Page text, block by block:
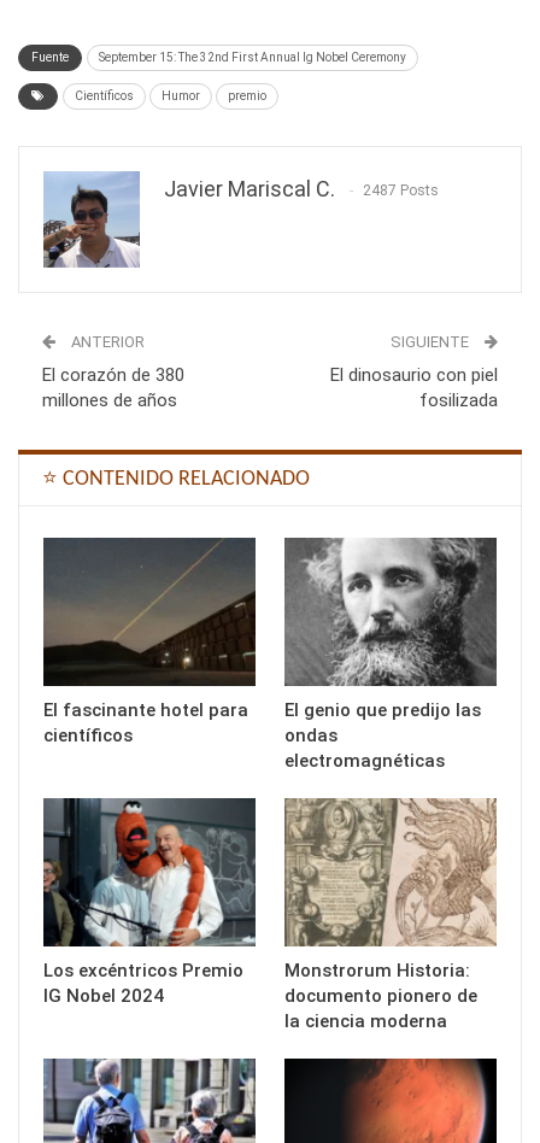
Fuente September 15: The 32nd First Annual Ig Nobel Ceremony
Científicos Humor premio
Javier Mariscal C. 2487 Posts
ANTERIOR
El corazón de 380
millones de años
SIGUIENTE
El dinosaurio con piel
fosilizada
⭐ CONTENIDO RELACIONADO
El fascinante hotel para
científicos
El genio que predijo las
ondas
electromagnéticas
Los excéntricos Premio
IG Nobel 2024
Monstrorum Historia:
documento pionero de
la ciencia moderna